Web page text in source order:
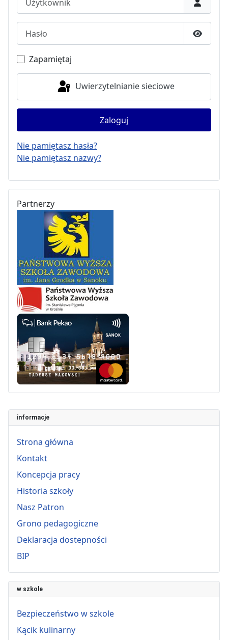
informacje
Strona główna
Kontakt
Koncepcja pracy
Historia szkoły
Nasz Patron
Grono pedagogiczne
Deklaracja dostepności
BIP
w szkole
Bezpieczeństwo w szkole
Kącik kulinarny
Pokaż
Zapamiętaj
Uwierzytelnianie sieciowe
Zaloguj
Nie pamiętasz hasła?
Nie pamiętasz nazwy?
Partnerzy